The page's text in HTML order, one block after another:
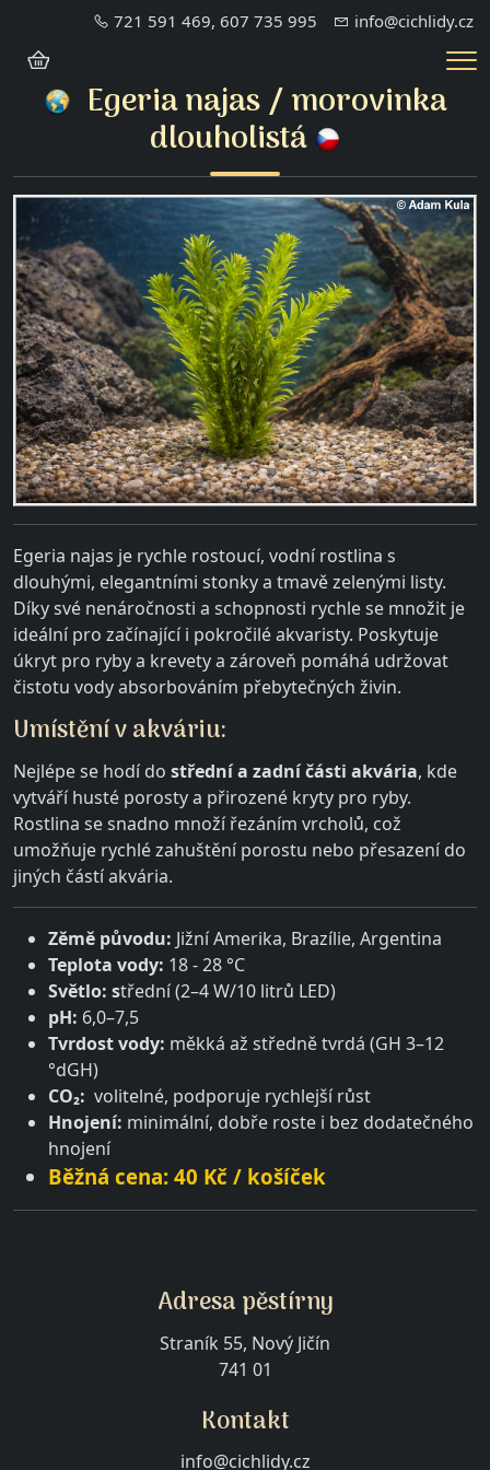
721 591 469, 607 735 995 info@cichlidy.cz
Egeria najas/ morovinka
dlouholistá
Egeria najas je rychle rostoucí, vodní rostlina s
dlouhými, elegantními stonky a tmavě zelenými listy.
Díky své nenáročnosti a schopnosti rychle se množit je
ideální pro začínající i pokročilé akvaristy. Poskytuje
úkryt pro ryby a krevety a zároveň pomáhá udržovat
čistotu vody absorbováním přebytečných živin.
Umístění v akváriu:
Nejlépe se hodí do střední a zadní části akvária, kde
vytváří husté porosty a přirozené kryty pro ryby.
Rostlina se snadno množí řezáním vrcholů, což
umožňuje rychlé zahuštění porostu nebo přesazení do
jiných částí akvária.
Zěmě původu: Jižní Amerika, Brazílie, Argentina
Teplota vody: 18 - 28 °C
Světlo: střední (2–4 W/10 litrů LED)
pH: 6,0–7,5
Tvrdost vody: měkká až středně tvrdá (GH 3–12
°dGH)
CO₂: volitelné, podporuje rychlejší růst
Hnojení: minimální, dobře roste i bez dodatečného
hnojení
Běžná cena: 40 Kč / košíček
Adresa pěstírny
Straník 55, Nový Jičín
741 01
Kontakt
info@cichlidy.cz